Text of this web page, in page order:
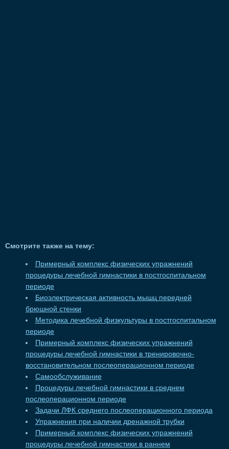
Смотрите также на тему:
Примерный комплекс физических упражнений
процедуры лечебной гимнастики в постгоспитальном
периоде
Биоэлектрическая активность мышц передней
брюшной стенки
Методика лечебной физкультуры в постгоспитальном
периоде
Примерный комплекс физических упражнений
процедуры лечебной гимнастики в тренировочно-
восстановительном послеоперационном периоде
Самообслуживание
Процедуры лечебной гимнастики в среднем
послеоперационном периоде
Задачи ЛФК среднего послеоперационного периода
Упражнения при наличии дренажной трубки
Примерный комплекс физических упражнений
процедуры лечебной гимнастики в раннем